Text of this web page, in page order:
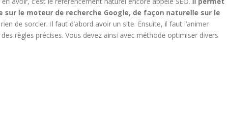
le moteur de recherche Google, de façon naturelle sur le
de sorcier. Il faut d’abord avoir un site. Ensuite, il faut l’animer
règles précises. Vous devez ainsi avec méthode optimiser divers